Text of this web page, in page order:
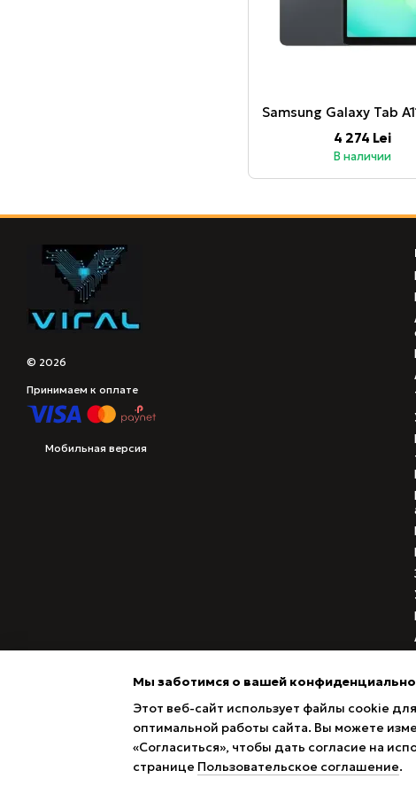
4 274 Lei
В наличии
© 2026
Принимаем к оплате
Мобильная версия
Мы заботимся о вашей
Этот веб-сайт использует файлы cookie
оптимальной работы сайта. Вы можете
«Согласиться», чтобы дать согласие на
странице Пользовательское соглашение.